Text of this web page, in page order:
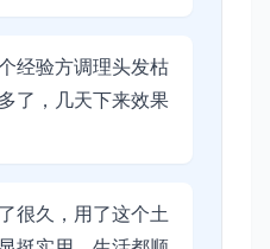
经验方调理头发枯
了，几天下来效果
很久，用了这个土